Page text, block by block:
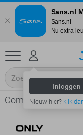
Inloggen
Nieuw hier? klik
Comfortabele
Sans.nl
Sans.nl
Nu extra